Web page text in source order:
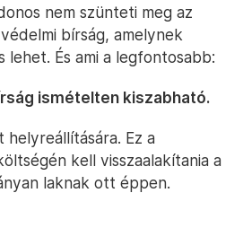
nem szünteti meg az
bírság, amelynek
lehet. És ami a legfontosabb:
ismételten kiszabható.
Ez a
kell visszaalakítania a
laknak ott éppen.